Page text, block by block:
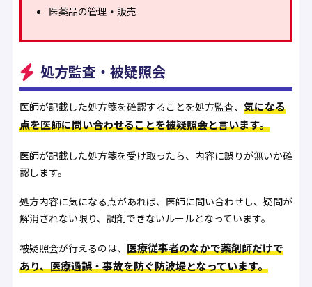
医薬品の管理・販売
処方監査・被疑照会
医師が記載した処方箋を確認することを処方監査、 気になる
点を医師に問い合わせることを被疑照会と言います。
医師が記載した処方箋を受け取ったら、内容に誤りが無いか確
認します。
処方内容に気になる点があれば、医師に問い合わせし、疑問が
解消されない限り、調剤できないルールとなっています。
被疑照会が行えるのは、 医療従事者のなかで薬剤師だけで
あり、医療過誤・事故を防ぐ防波堤となっています。